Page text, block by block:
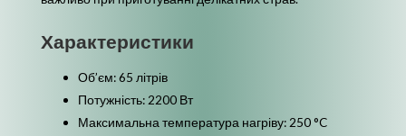
Характеристики
Об’єм: 65 літрів
Потужність: 2200 Вт
Максимальна температура нагріву: 250 °C